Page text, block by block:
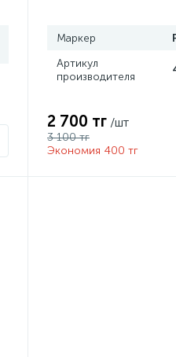
Маркер
Артикул
производителя
2 700 тг /шт
3 100 тг
Экономия 400 тг